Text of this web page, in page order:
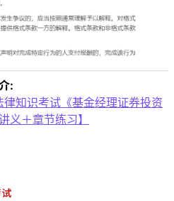
:
知识考试《基金经理证券投资
义＋章节练习】